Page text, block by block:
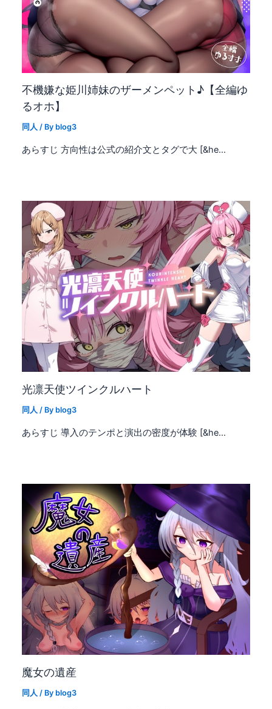
不機嫌な姫川姉妹のザーメンペット♪【全編ゆ
るオホ】
同人 / By blog3
あらすじ 方向性は公式の紹介文とタグで大 [&he…
光凛天使ツインクルハート
同人 / By blog3
あらすじ 導入のテンポと演出の密度が体験 [&he…
魔女の遺産
同人 / By blog3